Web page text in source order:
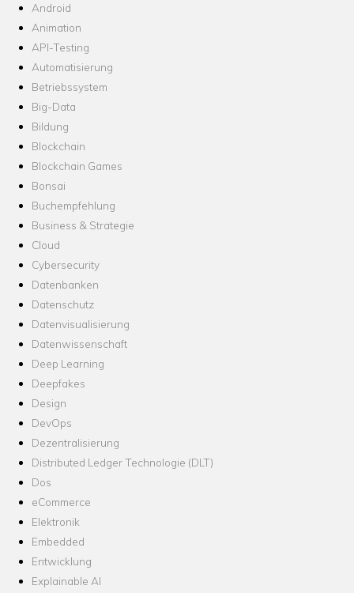
Android
Animation
API-Testing
Automatisierung
Betriebssystem
Big-Data
Bildung
Blockchain
Blockchain Games
Bonsai
Buchempfehlung
Business & Strategie
Cloud
Cybersecurity
Datenbanken
Datenschutz
Datenvisualisierung
Datenwissenschaft
Deep Learning
Deepfakes
Design
DevOps
Dezentralisierung
Distributed Ledger Technologie (DLT)
Dos
eCommerce
Elektronik
Embedded
Entwicklung
Explainable AI